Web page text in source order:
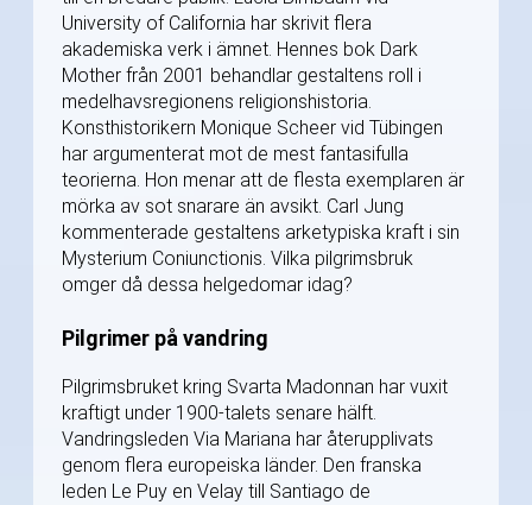
University of California har skrivit flera
akademiska verk i ämnet. Hennes bok Dark
Mother från 2001 behandlar gestaltens roll i
medelhavsregionens religionshistoria.
Konsthistorikern Monique Scheer vid Tübingen
har argumenterat mot de mest fantasifulla
teorierna. Hon menar att de flesta exemplaren är
mörka av sot snarare än avsikt. Carl Jung
kommenterade gestaltens arketypiska kraft i sin
Mysterium Coniunctionis. Vilka pilgrimsbruk
omger då dessa helgedomar idag?
Pilgrimer på vandring
Pilgrimsbruket kring Svarta Madonnan har vuxit
kraftigt under 1900-talets senare hälft.
Vandringsleden Via Mariana har återupplivats
genom flera europeiska länder. Den franska
leden Le Puy en Velay till Santiago de